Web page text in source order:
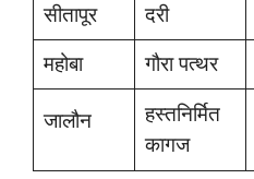
सीतापूर
दरी
महोबा
गौरा पत्थर
जालौन
हस्तनिर्मित
कागज